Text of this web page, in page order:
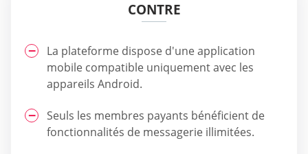
CONTRE
La plateforme dispose d'une application
mobile compatible uniquement avec les
appareils Android.
Seuls les membres payants bénéficient de
fonctionnalités de messagerie illimitées.